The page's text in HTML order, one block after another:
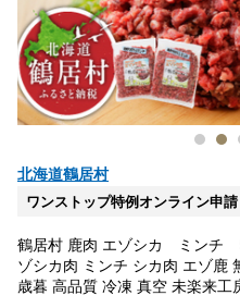
北海道鶴居村
ワンストップ特例オンライン申請
鶴居村 鹿肉 エゾシカ ミンチ
ゾシカ肉 ミンチ シカ肉 エゾ鹿
歳暮 高品質 冷凍 真空 未楽来